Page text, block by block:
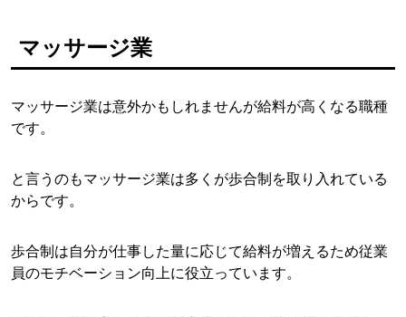
マッサージ業
マッサージ業は意外かもしれませんが給料が高くなる職種
です。
と言うのもマッサージ業は多くが歩合制を取り入れている
からです。
歩合制は自分が仕事した量に応じて給料が増えるため従業
員のモチベーション向上に役立っています。